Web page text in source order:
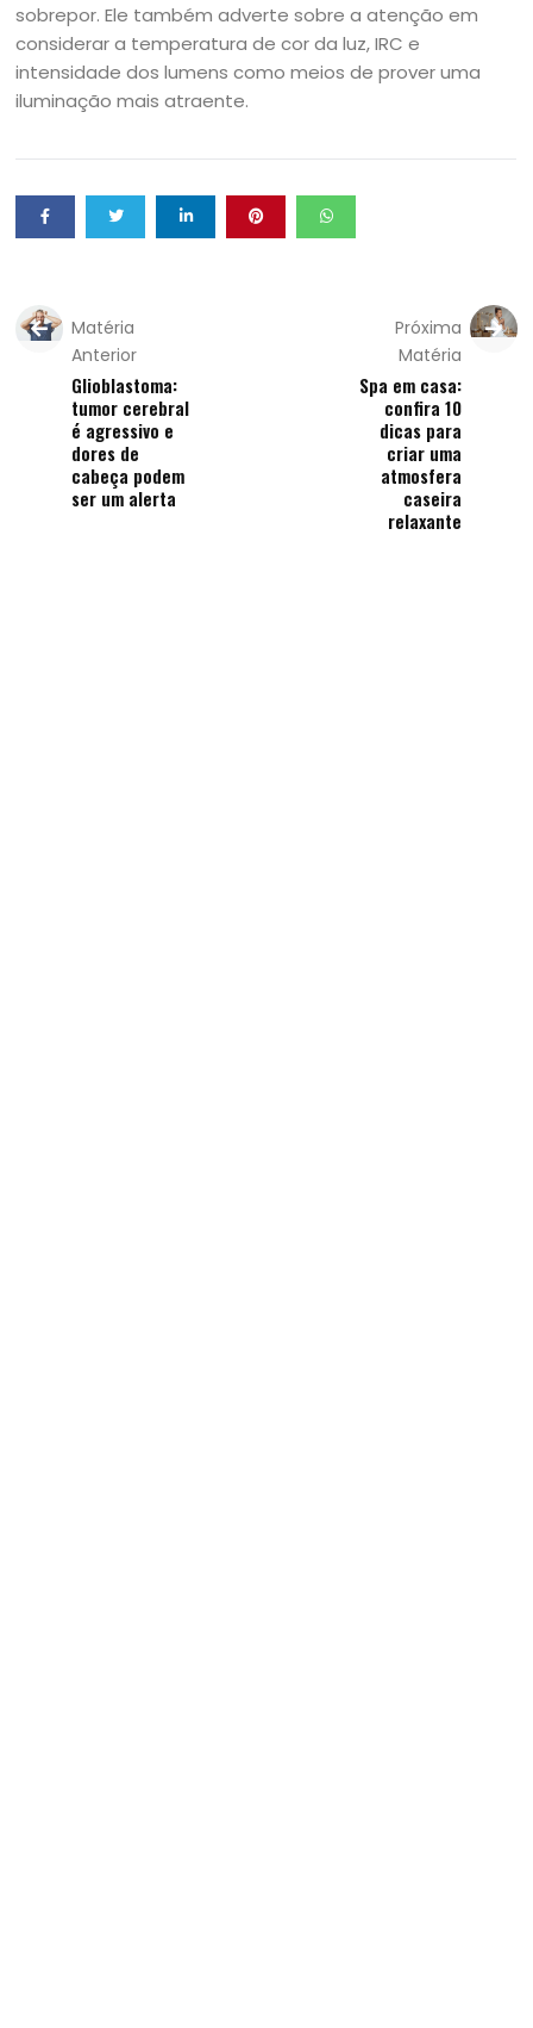
sobrepor. Ele também adverte sobre a atenção em
considerar a temperatura de cor da luz, IRC e
intensidade dos lumens como meios de prover uma
iluminação mais atraente.
Matéria
Anterior
Glioblastoma:
tumor cerebral
é agressivo e
dores de
cabeça podem
ser um alerta
Próxima
Matéria
Spa em casa:
confira 10
dicas para
criar uma
atmosfera
caseira
relaxante